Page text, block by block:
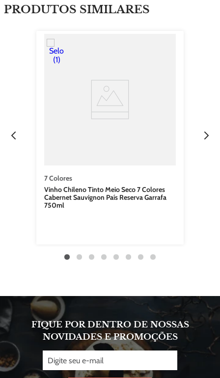
7 Colores
Vinho Chileno Tinto Meio Seco 7 Colores
Cabernet Sauvignon País Reserva Garrafa
750ml
FIQUE POR DENTRO DE NOSSAS
NOVIDADES E PROMOÇÕES